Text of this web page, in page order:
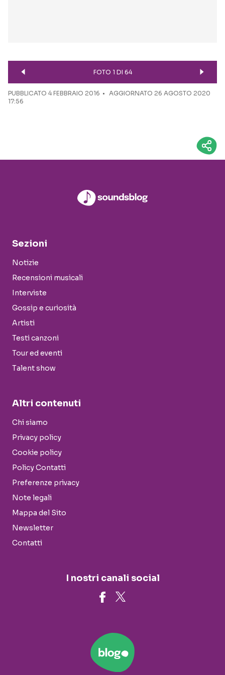
FOTO 1 DI 64
PUBBLICATO 4 FEBBRAIO 2016
AGGIORNATO 26 AGOSTO 2020
17:56
Sezioni
Notizie
Recensioni musicali
Interviste
Gossip e curiosità
Artisti
Testi canzoni
Tour ed eventi
Talent show
Altri contenuti
Chi siamo
Privacy policy
Cookie policy
Policy Contatti
Preferenze privacy
Note legali
Mappa del Sito
Newsletter
Contatti
I nostri canali social